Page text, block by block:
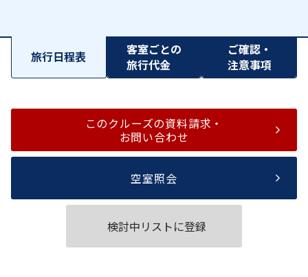
旅行日程表
客室ごとの
旅行代金
ご確認・
注意事項
このクルーズの資料請求・
お問い合わせ
空室照会
検討中リストに登録